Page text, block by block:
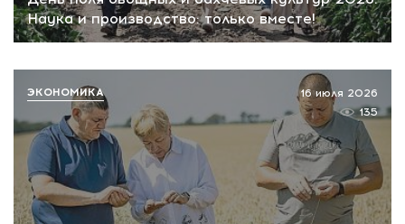
Наука и производство: только вместе!
16 июля 2026
135
ЭКОНОМИКА